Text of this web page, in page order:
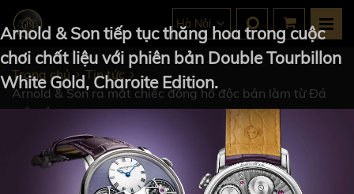
Hà Nội
Trang chủ
Tin tức
Arnold & Son ra mắt chiếc đồng hồ độc bản làm từ Đá
mắt rồng
Arnold & Son tiếp tục thăng hoa trong cuộc
chơi chất liệu với phiên bản Double Tourbillon
White Gold, Charoite Edition.